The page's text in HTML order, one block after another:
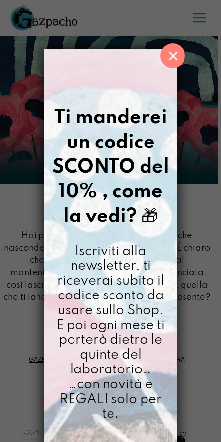
Salta
contenuto
MAI PAURA
Hai presente quelle parole definitive che
nascondono un augurio? Una speranza? È chiaro
che avere paura sia propedeutico al
mantenimento della specie, però pronunciata
così lascia spazio solo alla paura buona, quella
che ti lancia..tipo “Silenzio Bruno!”, hai presente?
Mai paura 🙂
GAZPACHO PAROLE DA GIARDINO MAI PAURA
FILTRI
-23%
Ti manderei
un codice
SCONTO del
10% , come
la vedi? 🎁
Iscriviti alla
newsletter, ti
riceverai subito il
codice sconto da
usare sullo Shop.
E poi ogni mese ti
porterò dietro le
quinte del
laboratorio…
…con novità e
REGALI solo per
te.
×